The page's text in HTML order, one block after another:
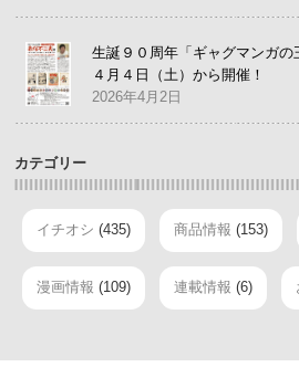
生誕９０周年「ギャグマンガ
４月４日（土）から開催！
2026年4月2日
カテゴリー
イチオシ (435) 商品情報 (153)
漫画情報 (109) 連載情報 (6)